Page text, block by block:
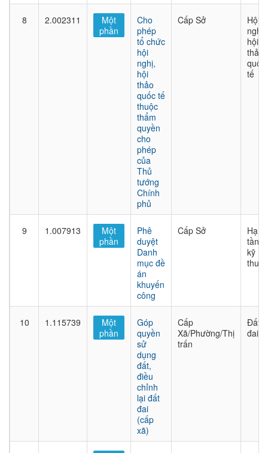
8 2.002311
Một
phần
Cho
phép
tổ chức
hội
nghị,
hội
thảo
quốc tế
thuộc
thẩm
quyền
cho
phép
của
Thủ
tướng
Chính
phủ
Cấp Sở
Hội
nghị,
hội
thảo
quốc
tế
9 1.007913
Một
phần
Phê
duyệt
Danh
mục đề
án
khuyến
công
Cấp Sở
Hạ
tầng
kỹ
thuật
10 1.115739
Một
phần
Góp
quyền
sử
dụng
đất,
điều
chỉnh
lại đất
đai
(cấp
xã)
Cấp
Xã/Phường/Thị
trấn
Đất
đai